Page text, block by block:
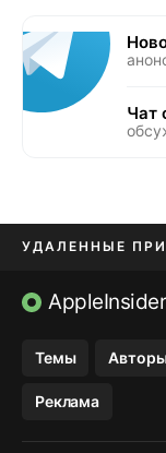
Чат
УДАЛЕННЫЕ
ПРИЛОЖЕНИЯ БЕЗ
Темы
Реклама